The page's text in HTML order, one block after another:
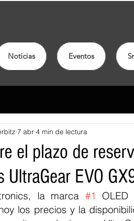
Noticias Eventos
el plazo de
UltraGear EVO
7 abr 4 min de lectura
la marca #1
los precios y la